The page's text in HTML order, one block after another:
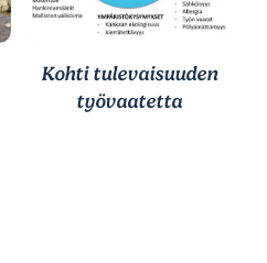
Kohti tulevaisuuden
työvaatetta